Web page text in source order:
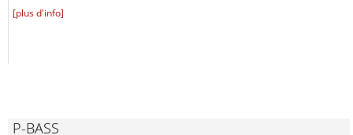
[plus d'info]
P-BASS